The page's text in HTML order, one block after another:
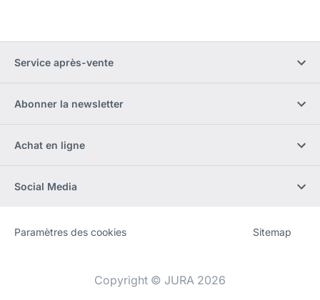
Service après-vente
Abonner la newsletter
Achat en ligne
Social Media
Site
[Website
Paramètres des cookies Sitemap
Copyright © JURA 2026